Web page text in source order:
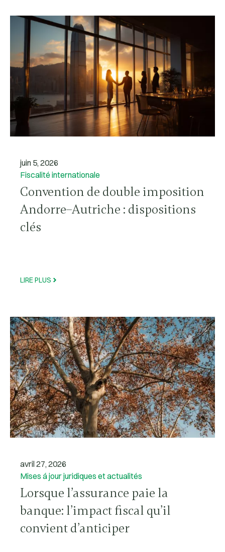
juin 5, 2026
Fiscalité internationale
Convention de double imposition
Andorre–Autriche : dispositions
clés
LIRE PLUS
avril 27, 2026
Mises á jour juridiques et actualités
Lorsque l’assurance paie la
banque: l’impact fiscal qu’il
convient d’anticiper